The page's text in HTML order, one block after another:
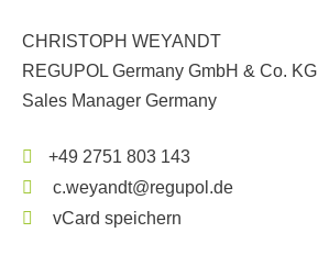
CHRISTOPH WEYANDT
REGUPOL Germany GmbH & Co. KG
Sales Manager Germany
+49 2751 803 143
c.weyandt@regupol.de
vCard speichern